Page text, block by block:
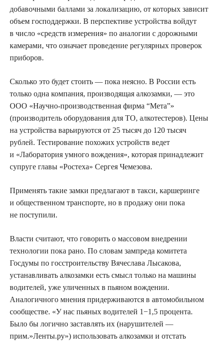
добавочными баллами за локализацию, от которых зависит
объем господдержки. В перспективе устройства войдут
в число «средств измерения» по аналогии с дорожными
камерами, что означает проведение регулярных проверок
приборов.
Сколько это будет стоить — пока неясно. В России есть
только одна компания, производящая алкозамки, — это
ООО «Научно-производственная фирма “Мета”»
(производитель оборудования для ТО, алкотестеров). Цены
на устройства варьируются от 25 тысяч до 120 тысяч
рублей. Тестирование похожих устройств ведет
и «Лаборатория умного вождения», которая принадлежит
супруге главы «Ростеха» Сергея Чемезова.
Применять такие замки предлагают в такси, каршеринге
и общественном транспорте, но в продажу они пока
не поступили.
Власти считают, что говорить о массовом внедрении
технологии пока рано. По словам зампреда комитета
Госдумы по госстроительству Вячеслава Лысакова,
устанавливать алкозамки есть смысл только на машины
водителей, уже уличенных в пьяном вождении.
Аналогичного мнения придерживаются в автомобильном
сообществе. «У нас пьяных водителей 1−1,5 процента.
Было бы логично заставлять их (нарушителей —
прим.»Ленты.ру») использовать алкозамки и отстать